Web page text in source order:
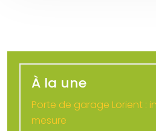
À la une
Porte de garage Lorient :
mesure